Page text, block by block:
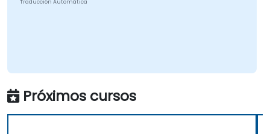
Traducción Automática
Próximos cursos